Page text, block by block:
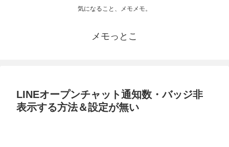
気になること、メモメモ。
メモっとこ
LINEオープンチャット通知数・バッジ非
表示する方法＆設定が無い